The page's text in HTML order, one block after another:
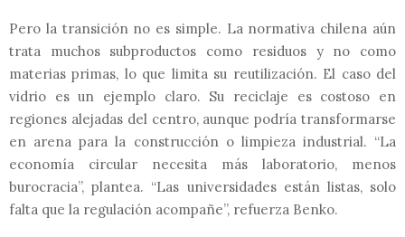
Pero la transición no es simple. La normativa chilena aún
trata muchos subproductos como residuos y no como
materias primas, lo que limita su reutilización. El caso del
vidrio es un ejemplo claro. Su reciclaje es costoso en
regiones alejadas del centro, aunque podría transformarse
en arena para la construcción o limpieza industrial. “La
economía circular necesita más laboratorio, menos
burocracia”, plantea. “Las universidades están listas, solo
falta que la regulación acompañe”, refuerza Benko.